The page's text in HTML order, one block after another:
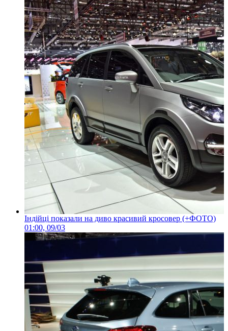
Індійці показали на диво красивий кросовер (+ФОТО)
01:00, 09/03